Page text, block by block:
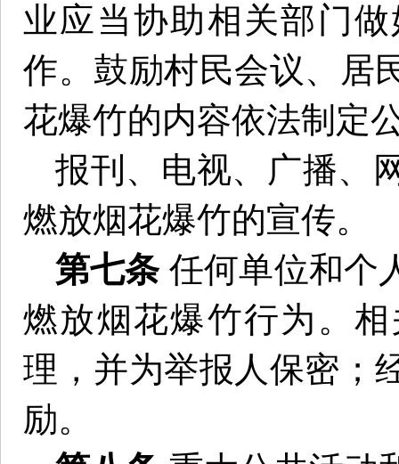
业应当协助相关部门
作。鼓励村民会议、居
花爆竹的内容依法制定
报刊、电视、广播、
燃放烟花爆竹的宣传。
第七条 任何单位和个
燃放烟花爆竹行为。
理，并为举报人保密；
励。